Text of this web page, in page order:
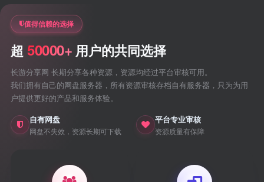
值得信赖的选择
超50000+ 用户的共同选择
长游分享网 长期分享各种资源，资源均经过平台审核可用。
我们拥有自己的网盘服务器，所有资源审核存档自有服务器，只为为用
户提供更好的产品和服务体验。
自有网盘
网盘不失效，资源长期可下载
平台专业审核
资源质量有保障